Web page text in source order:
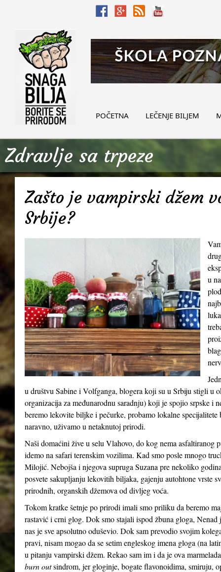
POČETNA LEČENJE BILJEM
Zdravlje sa trpeze
Zašto je vampirski džem
Srbije?
u
u društvu Sabine i Volfganga, blogera koji su u Srbiju stigli u
organizacija za međunarodnu saradnju) koji je spojio srpske i
beremo lekovite biljke i pečurke, probamo lokalne
naravno, uživamo u netaknutoj prirodi.
Naši domaćini žive u selu Vlahovo, do kog nema asfaltiranog
idemo na safari terenskim vozilima. Kad smo posle mnogo
Milojić. Nebojša i njegova supruga Suzana pre nekoliko
posvete sakupljanju lekovitih biljaka, gajenju autohtone vrste
prirodnih, organskih džemova od divljeg voća.
Tokom kratke šetnje po prirodi imali smo priliku da beremo
rastavić i crni glog. Dok smo stajali ispod žbuna gloga,
nas je sve apsolutno oduševio. Dok sam prevodio svojim
pravi, nisam mogao da se setim engleskog imena gloga (na
u pitanju vampirski džem. Rekao sam im i da je ova
burn outsindrom, jer gloginje, bogate flavonoidima, smiruju,